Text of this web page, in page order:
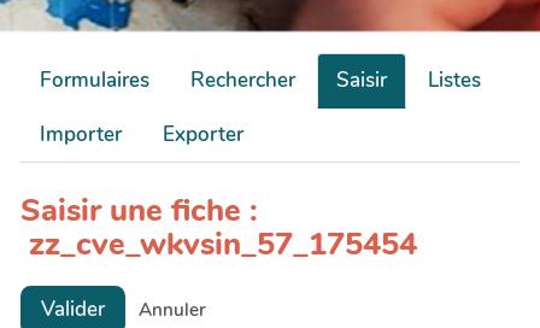
Formulaires Rechercher Saisir
Listes
Importer
Exporter
Saisir une fiche :
zz_cve_wkvsin_57_175454
Valider Annuler